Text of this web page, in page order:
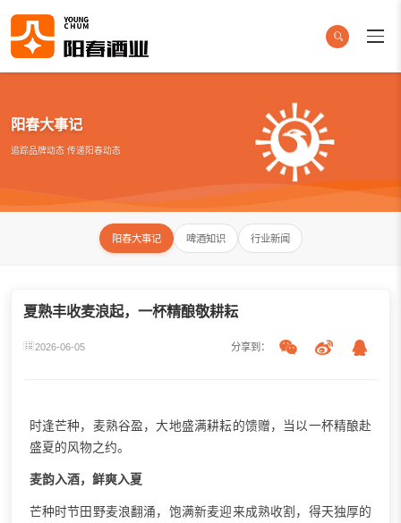
阳春大事记
追踪品牌动态 传递阳春动态
阳春大事记 啤酒知识 行业新闻
夏熟丰收麦浪起，一杯精酿敬耕耘
2026-06-05 分享到：
时逢芒种，麦熟谷盈，大地盛满耕耘的馈赠，当以一杯精酿赴
盛夏的风物之约。
麦韵入酒，鲜爽入夏
芒种时节田野麦浪翻涌，饱满新麦迎来成熟收割，得天独厚的